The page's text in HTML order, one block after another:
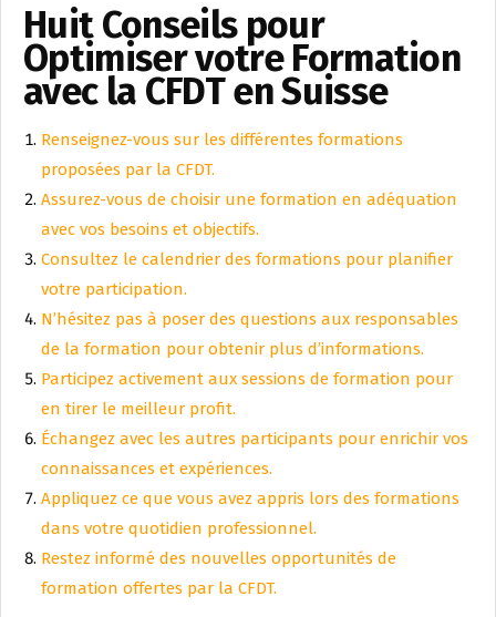
Huit Conseils pour
Optimiser votre Formation
avec la CFDT en Suisse
Renseignez-vous sur les différentes formations
proposées par la CFDT.
Assurez-vous de choisir une formation en adéquation
avec vos besoins et objectifs.
Consultez le calendrier des formations pour planifier
votre participation.
N’hésitez pas à poser des questions aux responsables
de la formation pour obtenir plus d’informations.
Participez activement aux sessions de formation pour
en tirer le meilleur profit.
Échangez avec les autres participants pour enrichir vos
connaissances et expériences.
Appliquez ce que vous avez appris lors des formations
dans votre quotidien professionnel.
Restez informé des nouvelles opportunités de
formation offertes par la CFDT.